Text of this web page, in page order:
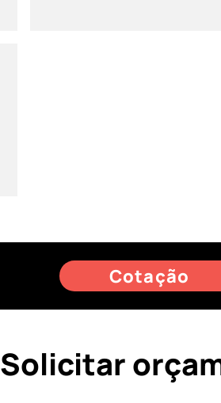
Cotação
Solicitar